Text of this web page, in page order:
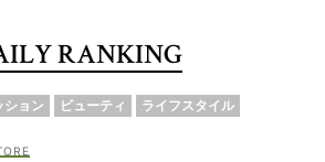
RANKING
ション ビューティ ライフスタイル